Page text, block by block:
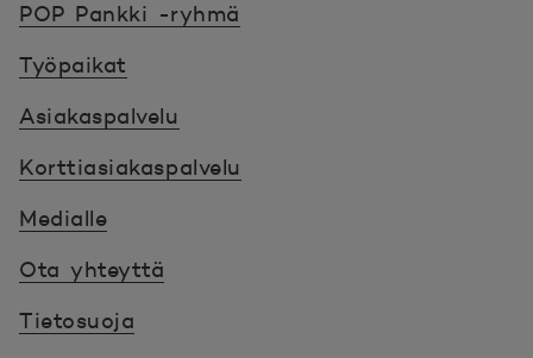
POP Pankki -ryhmä
Työpaikat
Asiakaspalvelu
Korttiasiakaspalvelu
Medialle
Ota yhteyttä
Tietosuoja